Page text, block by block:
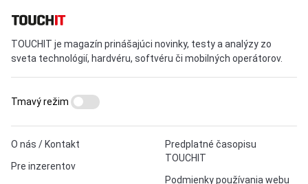
TOUCHIT je magazín prinášajúci novinky, testy a analýzy zo
sveta technológií, hardvéru, softvéru či mobilných operátorov.
O nás / Kontakt
Pre inzerentov
Predplatné časopisu
TOUCHIT
Podmienky používania webu
Tmavý režim